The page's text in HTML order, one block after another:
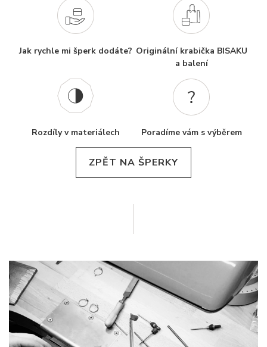
Jak rychle mi šperk dodáte? Originální krabička BISAKU
a balení
Rozdíly v materiálech Poradíme vám s výběrem
ZPĚT NA ŠPERKY